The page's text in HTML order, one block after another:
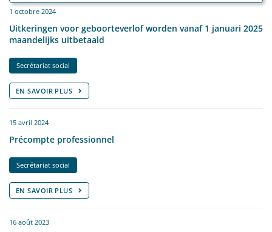
1 octobre 2024
Uitkeringen voor geboorteverlof worden vanaf 1 januari 2025
maandelijks uitbetaald
Secrétariat social
EN SAVOIR PLUS
15 avril 2024
Précompte professionnel
Secrétariat social
EN SAVOIR PLUS
16 août 2023